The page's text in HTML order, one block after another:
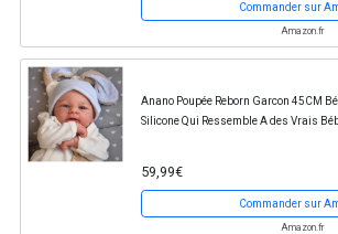
Commander sur
Amazon.fr
Anano Poupée Reborn Garcon 45CM
Silicone Qui Ressemble A des Vrais
59,99€
Commander sur
Amazon.fr